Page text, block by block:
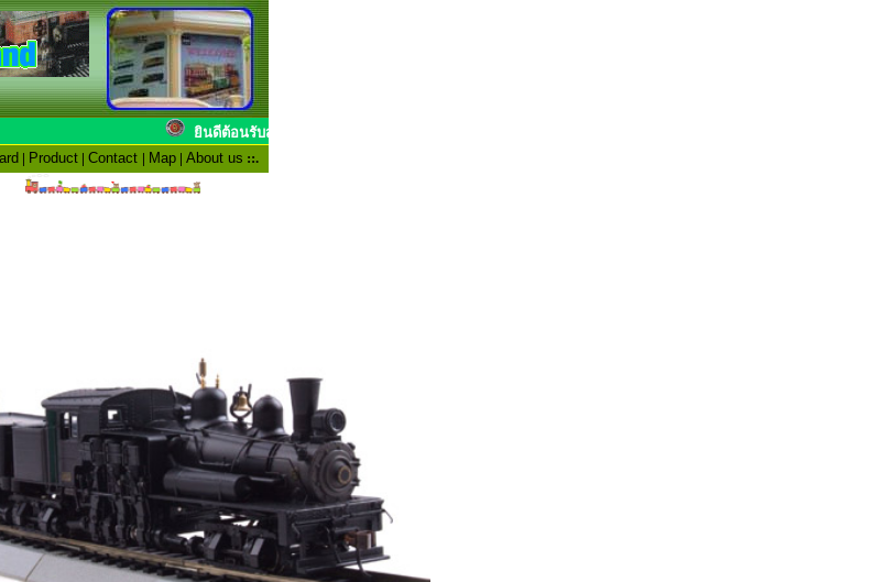
ยินดีต้อนรับสมาชิกทุกๆท่าน ขณะนี้โชว์รูมได้เปิดให้ชมอย่างเป็นทา
| Product | Contact | Map | About us ::.